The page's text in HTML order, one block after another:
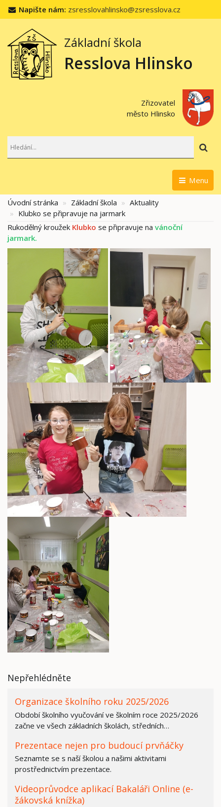
Napište nám: zsresslovahlinsko@zsresslova.cz
Základní škola
Resslova Hlinsko
Zřizovatel
město Hlinsko
Menu
Úvodní stránka Základní škola
Aktuality
Klubko se připravuje na jarmark
Rukodělný kroužek Klubko se připravuje na vánoční
jarmark.
Nepřehlédněte
Organizace školního roku 2025/2026
Období školního vyučování ve školním roce 2025/2026
začne ve všech základních školách, středních…
Prezentace nejen pro budoucí prvňáčky
Seznamte se s naší školou a našimi aktivitami
prostřednictvím prezentace.
Videoprůvodce aplikací Bakaláři Online (e-
žákovská knížka)